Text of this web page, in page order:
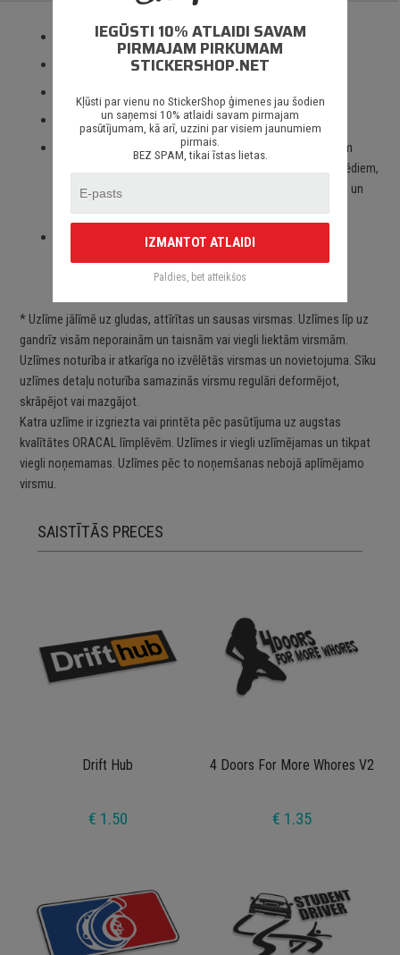
Izmantotas tikai augstas kvalitātes ORACAL līmplēves;
100% mitrumizturība;
Spēcīgs līmes slānis;
Paredzēts priekš auto stikliem, virsbūves daļām, krāsotām
virsmām, portatīvajiem/stacionārajiem datoriem, velosipēdiem,
motocikliem un motorolleriem, kā arī visām citām gludām un
Piegāde Latvijā un citviet pasaulē bez jebkādiem
ierobežojumiem.
* Uzlīme jālīmē uz gludas, attīrītas un sausas virsmas. Uzlīmes līp uz
gandrīz visām neporainām un taisnām vai viegli liektām virsmām.
Uzlīmes noturība ir atkarīga no izvēlētās virsmas un novietojuma. Sīku
uzlīmes detaļu noturība samazinās virsmu regulāri deformējot,
skrāpējot vai mazgājot.
Katra uzlīme ir izgriezta vai printēta pēc pasūtījuma uz augstas
kvalītātes ORACAL līmplēvēm. Uzlīmes ir viegli uzlīmējamas un tikpat
viegli noņemamas. Uzlīmes pēc to noņemšanas nebojā aplīmējamo
virsmu.
SAISTĪTĀS PRECES
Drift Hub
€ 1.50
4 Doors For More Whores V2
€ 1.35
IEGŪSTI 10% ATLAIDI SAVAM
PIRMAJAM PIRKUMAM
STICKERSHOP.NET
Kļūsti par vienu no StickerShop ģimenes jau šodien
un saņemsi 10% atlaidi savam pirmajam
pasūtījumam, kā arī, uzzini par visiem jaunumiem
pirmais.
BEZ SPAM, tikai īstas lietas.
IZMANTOT ATLAIDI
Paldies, bet atteikšos